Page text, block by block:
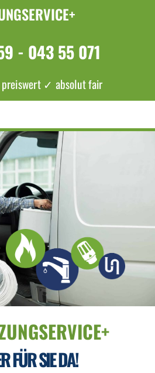
- 043 55 071
✓ absolut fair
FÜR SIE DA!